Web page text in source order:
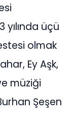
yılında üçü
olmak
Ey Aşk,
müziği
Şeşen